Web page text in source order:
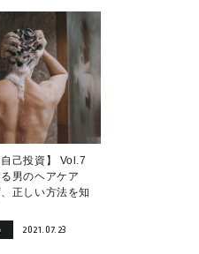
自己投資】 Vol.7
る男のヘアケア
正しい方法を知
2021.07.23